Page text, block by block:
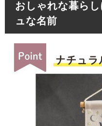
おしゃれな暮ら
ュな名前